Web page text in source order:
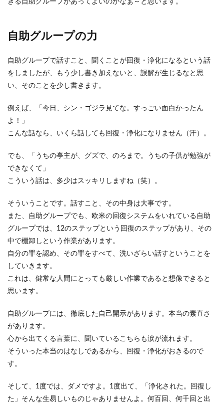
きる自助グループがあってよいのかなぁ～と思います。
自助グループの力
自助グループで話すこと、聞くことが回復・浄化になるという話
をしましたが、もう少し書き加えないと、誤解が生じるなと思
い、そのことを少し書きます。
例えば、「今日、シン・ゴジラ見てな。すっごい面白かったん
よ！」
こんな話なら、いくら話しても回復・浄化になりません（汗）。
でも、「うちの亭主が、グズで、のろまで。うちの子供が勉強が
できなくて」
こういう話は、多少はスッキリしますね（笑）。
そういうことです。話すこと、その中身は大事です。
また、自助グループでも、欧米の回復システムをいれている自助
グループでは、12のステップという回復のステップがあり、その
中で棚卸しという作業があります。
自分の罪を認め、その罪をすべて、洗いざらい話すということを
していきます。
これは、健常な人間にとっても厳しい作業であると想像できると
思います。
自助グループには、徹底した自己開示があります。本当の素直さ
があります。
心から出てくる言葉に、聞いているこちらも涙が流れます。
そういった本当のはなしであるから、回復・浄化がおきるので
す。
そして、1度では、ダメですよ。1度出て、「浄化された。回復し
た」そんな生易しいものじゃありませんよ。何百回、何千回と出